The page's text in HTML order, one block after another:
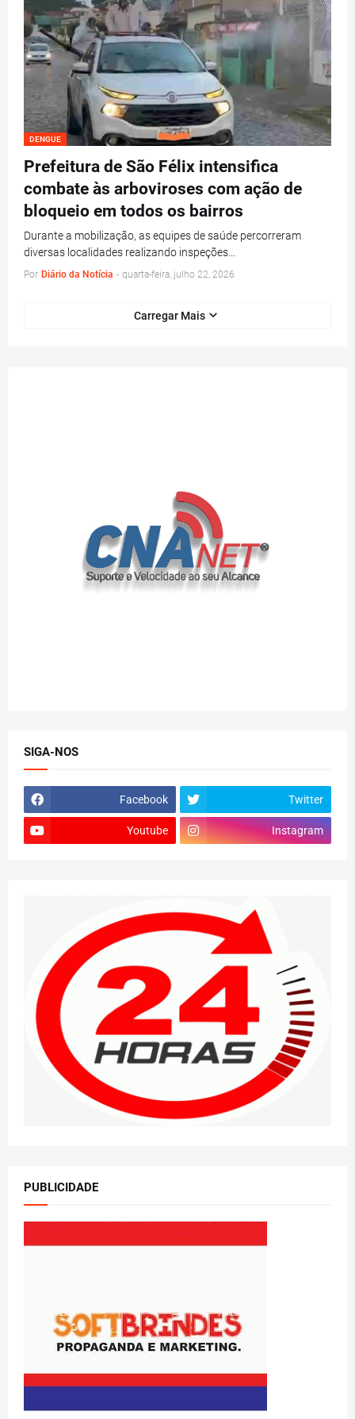
DENGUE
Prefeitura de São Félix intensifica
combate às arboviroses com ação de
bloqueio em todos os bairros
Durante a mobilização, as equipes de saúde percorreram
diversas localidades realizando inspeções…
Por Diário da Notícia - quarta-feira, julho 22, 2026
Carregar Mais
SIGA-NOS
Facebook Twitter
Youtube Instagram
PUBLICIDADE